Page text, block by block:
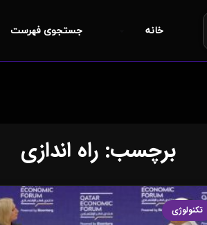
خانه جستجوی فهرست
برچسب: راه اندازی
تکنولوژی